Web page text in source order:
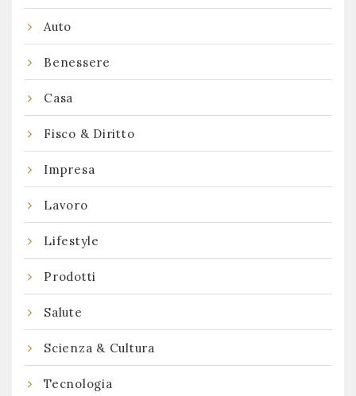
Auto
Benessere
Casa
Fisco & Diritto
Impresa
Lavoro
Lifestyle
Prodotti
Salute
Scienza & Cultura
Tecnologia